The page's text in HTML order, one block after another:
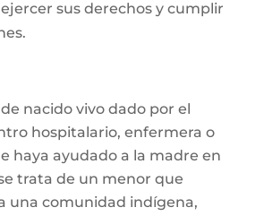
sus derechos y cumplir
nacido vivo dado por el
hospitalario, enfermera o
haya ayudado a la madre en
trata de un menor que
una comunidad indígena,